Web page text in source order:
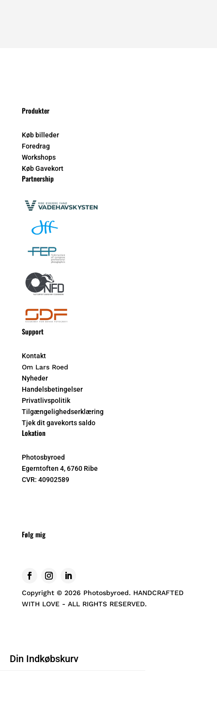
Produkter
Køb billeder
Foredrag
Workshops
Køb Gavekort
Partnership
Support
Kontakt
Om Lars Roed
Nyheder
Handelsbetingelser
Privatlivspolitik
Tilgængelighedserklæring
Tjek dit gavekorts saldo
Lokation
Photosbyroed
Egerntoften 4, 6760 Ribe
CVR: 40902589
Følg mig
Copyright © 2026 Photosbyroed. HANDCRAFTED
WITH LOVE - ALL RIGHTS RESERVED.
Din Indkøbskurv